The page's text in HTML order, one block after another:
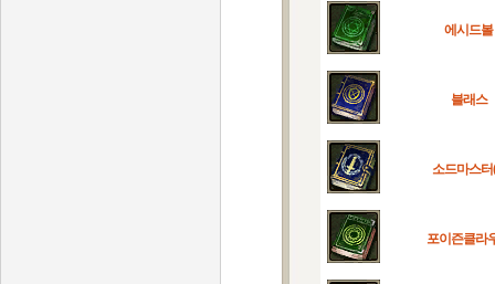
에시드볼
블래스
소드마스터
포이즌클라